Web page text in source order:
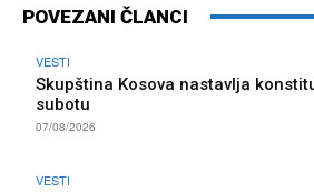
POVEZANI ČLANCI
VESTI
Skupština Kosova nastavlja
subotu
07/08/2026
VESTI